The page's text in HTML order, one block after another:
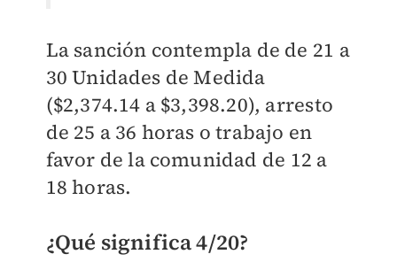
La sanción contempla de de 21 a
30 Unidades de Medida
($2,374.14 a $3,398.20), arresto
de 25 a 36 horas o trabajo en
favor de la comunidad de 12 a
18 horas.
¿Qué significa 4/20?